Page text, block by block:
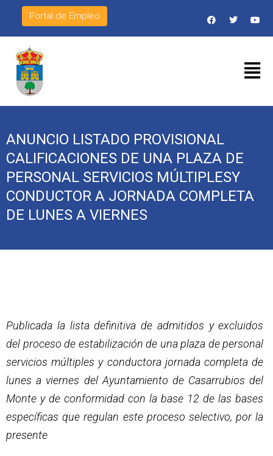
Portal de Empleo
ANUNCIO LISTADO PROVISIONAL
CALIFICACIONES DE UNA PLAZA DE
PERSONAL SERVICIOS MÚLTIPLESY
CONDUCTOR A JORNADA COMPLETA
DE LUNES A VIERNES
Publicada la lista definitiva de admitidos y excluidos
del proceso de estabilización de una plaza de personal
servicios múltiples y conductora jornada completa de
lunes a viernes del Ayuntamiento de Casarrubios del
Monte y de conformidad con la base 12 de las bases
específicas que regulan este proceso selectivo, por la
presente